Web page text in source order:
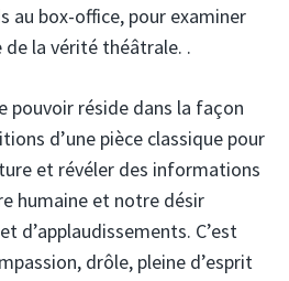
au box-office, pour examiner
de la vérité théâtrale. .
pouvoir réside dans la façon
d’une pièce classique pour
et révéler des informations
humaine et notre désir
d’applaudissements. C’est
drôle, pleine d’esprit